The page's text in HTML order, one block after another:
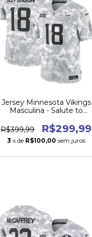
Jersey Minnesota Vikings
Masculina - Salute to
R$399,99
R$299,99
3 x de R$100,00 sem juros